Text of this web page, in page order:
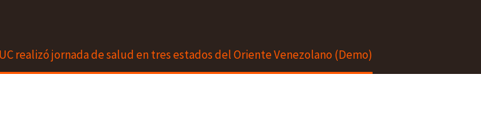
realizó jornada de salud en tres estados del Oriente Venezolano (Demo)